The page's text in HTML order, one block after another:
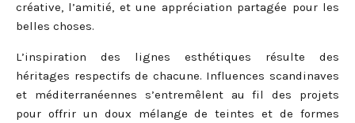
créative, l’amitié, et une appréciation partagée pour les
belles choses.
L’inspiration des lignes esthétiques résulte des
héritages respectifs de chacune. Influences scandinaves
et méditerranéennes s’entremêlent au fil des projets
pour offrir un doux mélange de teintes et de formes